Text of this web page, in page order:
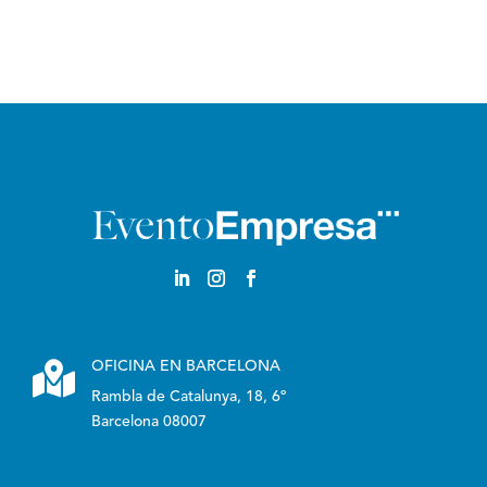

OFICINA EN BARCELONA
Rambla de Catalunya, 18, 6º
Barcelona 08007